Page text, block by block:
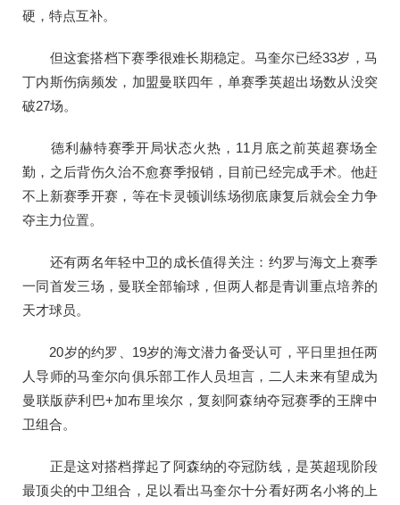
硬，特点互补。
但这套搭档下赛季很难长期稳定。马奎尔已经33岁，马
丁内斯伤病频发，加盟曼联四年，单赛季英超出场数从没突
破27场。
德利赫特赛季开局状态火热，11月底之前英超赛场全
勤，之后背伤久治不愈赛季报销，目前已经完成手术。他赶
不上新赛季开赛，等在卡灵顿训练场彻底康复后就会全力争
夺主力位置。
还有两名年轻中卫的成长值得关注：约罗与海文上赛季
一同首发三场，曼联全部输球，但两人都是青训重点培养的
天才球员。
20岁的约罗、19岁的海文潜力备受认可，平日里担任两
人导师的马奎尔向俱乐部工作人员坦言，二人未来有望成为
曼联版萨利巴+加布里埃尔，复刻阿森纳夺冠赛季的王牌中
卫组合。
正是这对搭档撑起了阿森纳的夺冠防线，是英超现阶段
最顶尖的中卫组合，足以看出马奎尔十分看好两名小将的上